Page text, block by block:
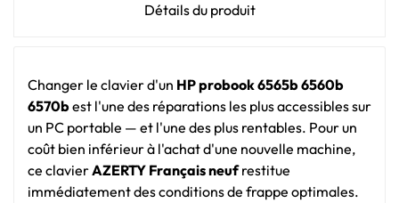
Détails du produit
Changer le clavier d'un HP probook 6565b 6560b
6570best l'une des réparations les plus accessibles sur
un PC portable — et l'une des plus rentables. Pour un
coût bien inférieur à l'achat d'une nouvelle machine,
ce clavierAZERTY Français neufrestitue
immédiatement des conditions de frappe optimales.